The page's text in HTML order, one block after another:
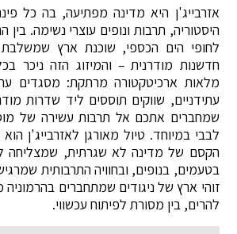
אזרבייג'ן היא מדינה מפתיעה, בה כל
היסטוריה, תרבות ונופים עוצרי נשימה. בין
לחופי הים הכספי, שוכנת ארץ
חדשנות מודרנית – והמיזוג הזה ניכר
מלאות ארכיטקטורה מרתקת: מסגדים
עתידניים, שווקים תוססים ליד שדרות
שמחברים אתכם אל תרבות עשירה של
לבבי במיוחד. טיול מאורגן לאזרבייג'ן
הקסם של מדינה לא שגרתית, שמצליחה
בטעמים, בנופים, ובחוויה התרבותית
זוהי ארץ של ניגודים שמתחברים
להרים, בין מסורת לפיתוח עכשווי.